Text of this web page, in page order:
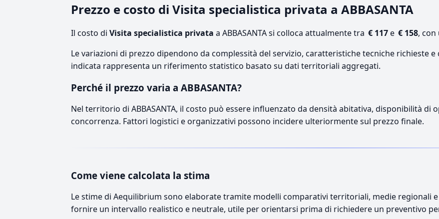
Prezzo e costo di Visita specialistica privata a ABBASANTA
Il costo di Visita specialistica privata a ABBASANTA si colloca attualmente tra € 117e € 158,
Le variazioni di prezzo dipendono da complessità del servizio, caratteristiche tecniche richieste
indicata rappresenta un riferimento statistico basato su dati territoriali aggregati.
Perché il prezzo varia a ABBASANTA?
Nel territorio di ABBASANTA, il costo può essere influenzato da densità abitativa, disponibilità di
concorrenza. Fattori logistici e organizzativi possono incidere ulteriormente sul prezzo finale.
Come viene calcolata la stima
Le stime di Aequilibrium sono elaborate tramite modelli comparativi territoriali, medie regionali
fornire un intervallo realistico e neutrale, utile per orientarsi prima di richiedere un preventivo